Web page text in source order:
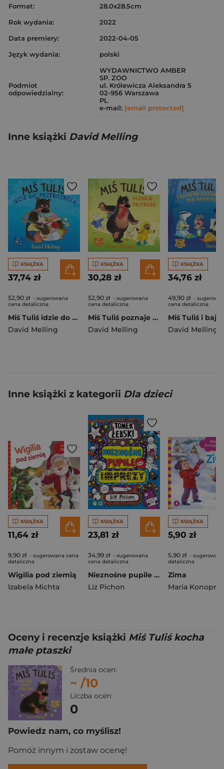
Format:
28.0x28.5cm
Rok wydania:
2022
Data premiery:
2022-04-05
Język wydania:
polski
Podmiot
odpowiedzialny:
WYDAWNICTWO AMBER
SP. ZOO
ul. Królewicza Aleksandra 5
02-956 Warszawa
PL
e-mail: [email protected]
Inne książki David Melling
KSIĄŻKA
37,74 zł
52,90 zł - sugerowana
cena detaliczna
Miś Tuliś idzie do przedszkola wyd. 2
David Melling
KSIĄŻKA
30,28 zł
52,90 zł - sugerowana
cena detaliczna
Miś Tuliś poznaje przyrodę wyd. 2026
David Melling
KSIĄŻKA
34,76 zł
49,90 zł -
cena detaliczna
David Melling
Inne książki z kategorii Dla dzieci
KSIĄŻKA
11,64 zł
9,90 zł - sugerowana cena
detaliczna
Wigilia pod ziemią
Izabela Michta
KSIĄŻKA
23,81 zł
34,99 zł - sugerowana
cena detaliczna
Nieznośne pupile oraz imprezy (Oby…). Tomek Łebski
Liz Pichon
KSIĄŻKA
5,90 zł
5,90 zł -
detaliczna
Zima
Maria
Oceny i recenzje książki Miś Tuliś kocha
małe ptaszki
Średnia ocen:
~ /10
Liczba ocen:
0
Powiedz nam, co myślisz!
Pomóż innym i zostaw ocenę!